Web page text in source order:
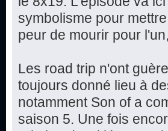
symbolisme pour
peur de mourir pour
Les road trip n'ont
toujours donné lieu à
notamment Son of a
saison 5. Une fois